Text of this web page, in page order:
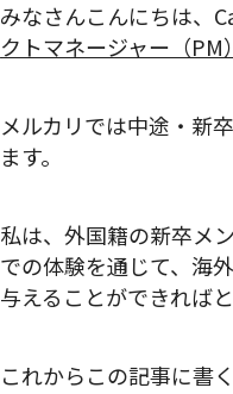
みなさんこんにちは、
クトマネージャー（PM）
メルカリでは中途・新
ます。
私は、外国籍の新卒メ
での体験を通じて、海
与えることができれば
これからこの記事に書